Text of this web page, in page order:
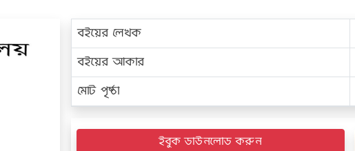
বইয়ের লেখক
বইয়ের আকার
মোট পৃষ্ঠা
ইবুক ডাউনলোড করুন